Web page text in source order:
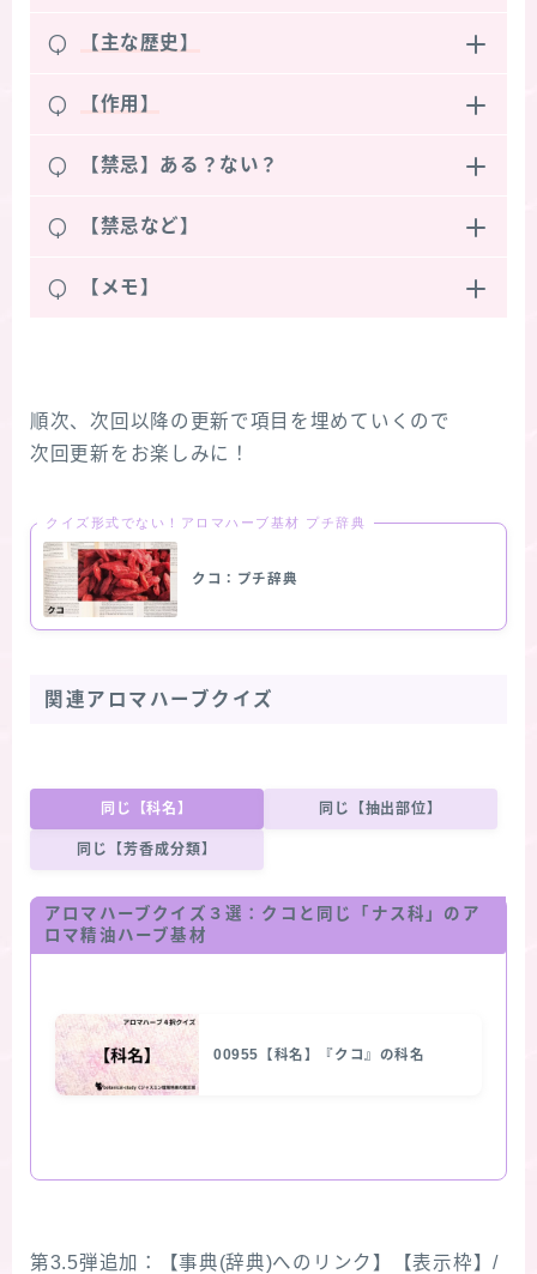
Q 【主な歴史】
Q 【作用】
Q 【禁忌】ある？ない？
Q 【禁忌など】
Q 【メモ】
順次、次回以降の更新で項目を埋めていくので
次回更新をお楽しみに！
クイズ形式でない！アロマハーブ基材 プチ辞典
クコ：プチ辞典
関連アロマハーブクイズ
同じ【科名】 同じ【抽出部位】
同じ【芳香成分類】
アロマハーブクイズ３選：クコと同じ「ナス科」のア
ロマ精油ハーブ基材
00955【科名】『クコ』の科名
第3.5弾追加：【事典(辞典)へのリンク】【表示枠】/